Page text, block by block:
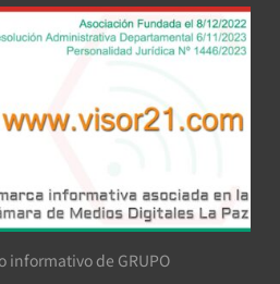
informativo de GRUPO